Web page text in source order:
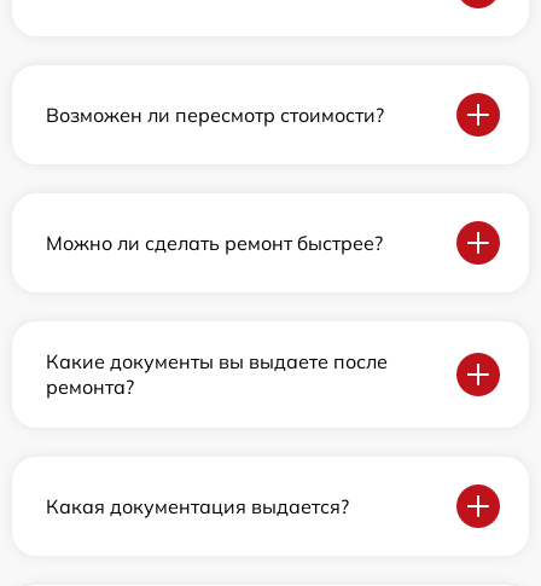
Возможен ли пересмотр стоимости?
Можно ли сделать ремонт быстрее?
Какие документы вы выдаете после
ремонта?
Какая документация выдается?